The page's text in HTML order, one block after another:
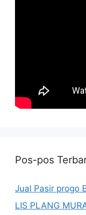
Pos-pos
Jual Pasir progo
LIS PLANG